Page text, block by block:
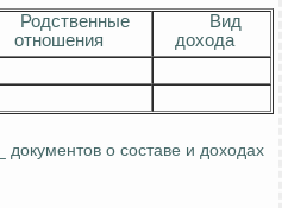
Родственные
отношения
Вид
дохода
о составе и доходах